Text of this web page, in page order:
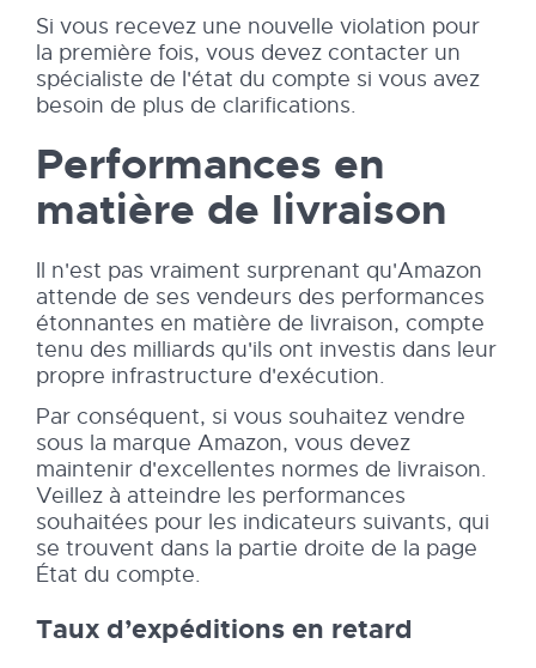
Si vous recevez une nouvelle violation pour
la première fois, vous devez contacter un
spécialiste de I'état du compte si vous avez
besoin de plus de clarifications.
Performances en
matière de livraison
Il n'est pas vraiment surprenant qu'Amazon
attende de ses vendeurs des performances
étonnantes en matière de livraison, compte
tenu des milliards qu'ils ont investis dans leur
propre infrastructure d'exécution.
Par conséquent, si vous souhaitez vendre
sous la marque Amazon, vous devez
maintenir d'excellentes normes de livraison.
Veillez à atteindre les performances
souhaitées pour les indicateurs suivants, qui
se trouvent dans la partie droite de la page
État du compte.
Taux d’expéditions en retard